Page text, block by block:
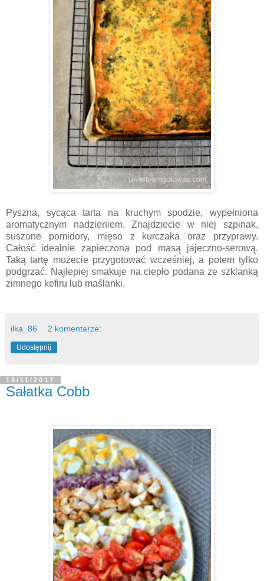
Pyszna, sycąca tarta na kruchym spodzie, wypełniona
aromatycznym nadzieniem. Znajdziecie w niej szpinak,
suszone pomidory, mięso z kurczaka oraz przyprawy.
Całość idealnie zapieczona pod masą jajeczno-serową.
Taką tartę możecie przygotować wcześniej, a potem tylko
podgrzać. Najlepiej smakuje na ciepło podana ze szklanką
zimnego kefiru lub maślanki.
ilka_86 2 komentarze:
Udostępnij
18/11/2017
Sałatka Cobb